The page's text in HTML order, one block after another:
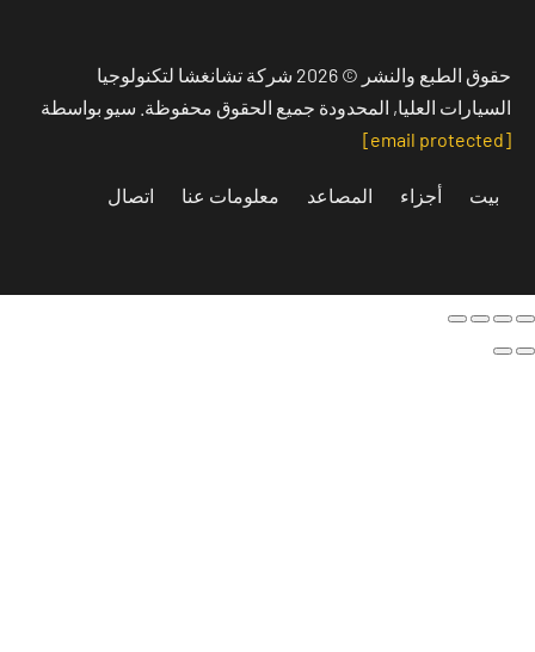
حقوق الطبع والنشر © 2026 شركة تشانغشا لتكنولوجيا
العليا, المحدودة جميع الحقوق محفوظة. سيو بواسطة
أجزاء المصاعد معلومات عنا اتصال